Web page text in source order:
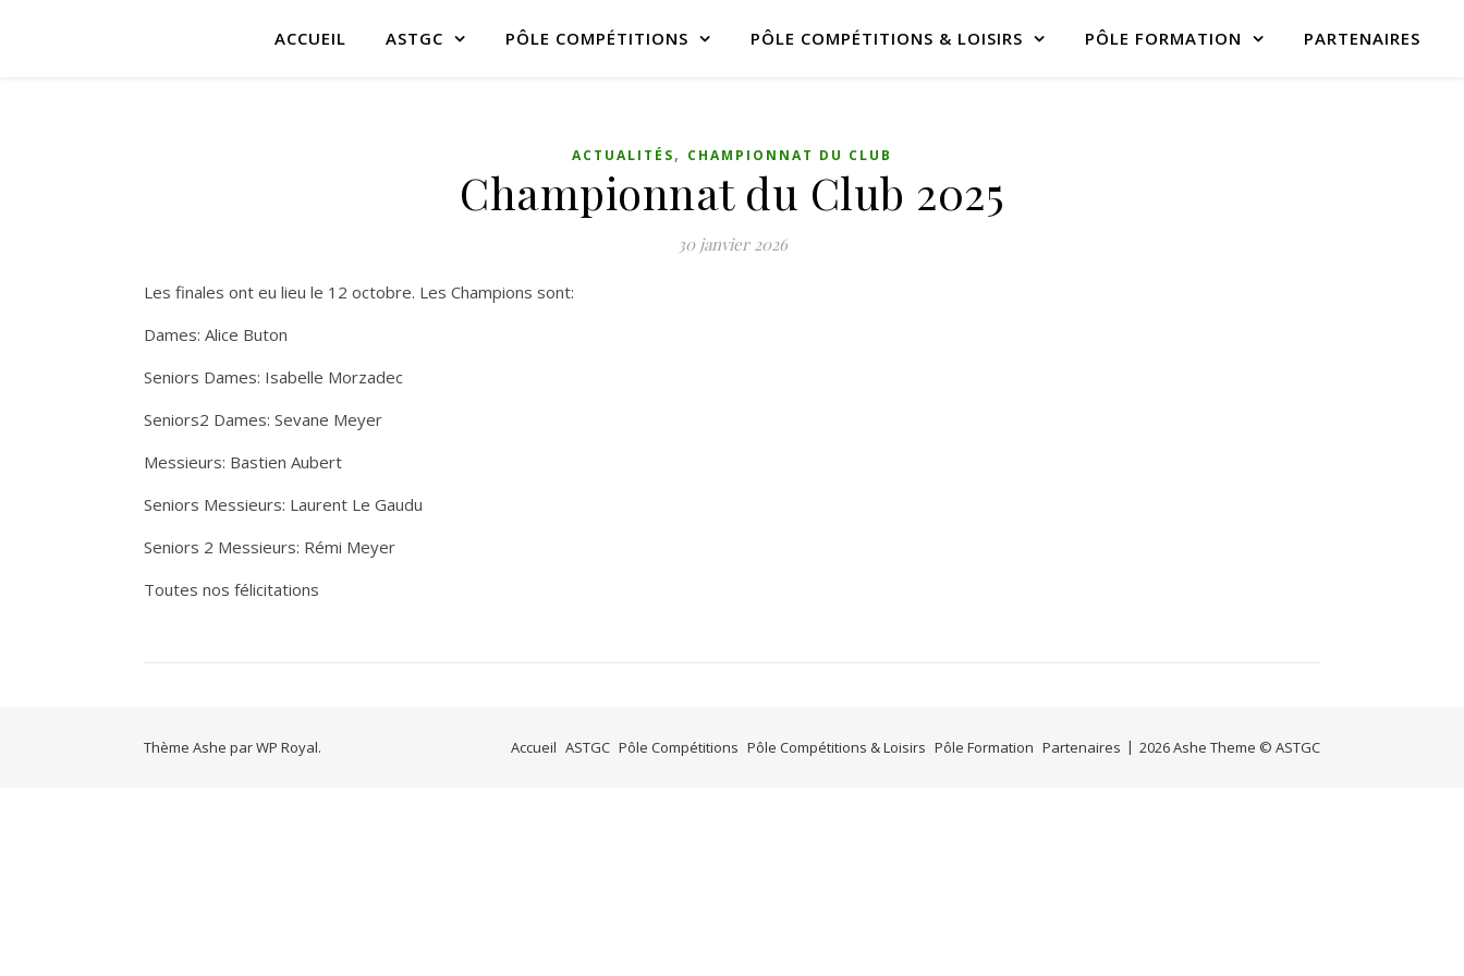
ACCUEIL ASTGC PÔLE COMPÉTITIONS PÔLE COMPÉTITIONS & LOISIRS PÔLE FORMATION PARTENAIRES
ACTUALITÉS, CHAMPIONNAT DU CLUB
Championnat du Club 2025
30 janvier 2026
Les finales ont eu lieu le 12 octobre. Les Champions sont:
Dames: Alice Buton
Seniors Dames: Isabelle Morzadec
Seniors2 Dames: Sevane Meyer
Messieurs: Bastien Aubert
Seniors Messieurs: Laurent Le Gaudu
Seniors 2 Messieurs: Rémi Meyer
Toutes nos félicitations
2026 Ashe Theme © ASTGC
Accueil ASTGC Pôle Compétitions Pôle Compétitions & Loisirs Pôle Formation Partenaires
Thème Ashe parWP Royal.